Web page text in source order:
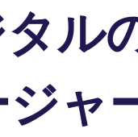
ル
ャ